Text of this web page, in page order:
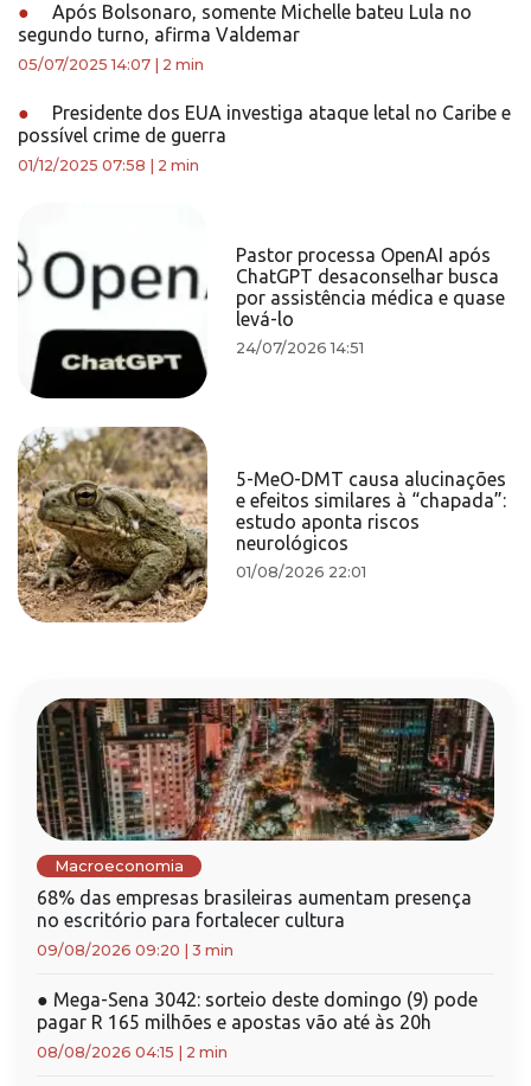
●
Após Bolsonaro, somente Michelle bateu Lula no
segundo turno, afirma Valdemar
05/07/2025 14:07 2 min
●
Presidente dos EUA investiga ataque letal no Caribe e
possível crime de guerra
01/12/2025 07:58 2 min
Pastor processa OpenAI após
ChatGPT desaconselhar busca
por assistência médica e quase
levá-lo
24/07/2026 14:51
5-MeO-DMT causa alucinações
e efeitos similares à “chapada”:
estudo aponta riscos
neurológicos
01/08/2026 22:01
Macroeconomia
68% das empresas brasileiras aumentam presença
no escritório para fortalecer cultura
09/08/2026 09:20 3 min
● Mega-Sena 3042: sorteio deste domingo (9) pode
pagar R 165 milhões e apostas vão até às 20h
08/08/2026 04:15 2 min